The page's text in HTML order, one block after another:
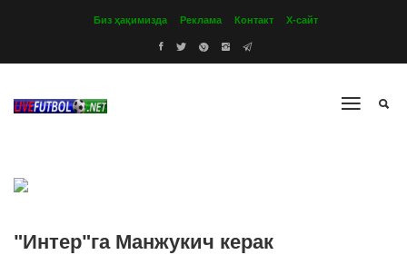
Биз ҳақимизда Реклама Контакт Х-сайт
"Интер"га Манжукич керак